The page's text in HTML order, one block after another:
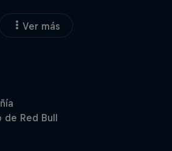
Ver más